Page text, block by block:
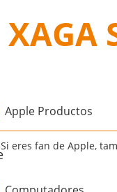
XAGA
Apple Productos
Si eres fan de Apple,